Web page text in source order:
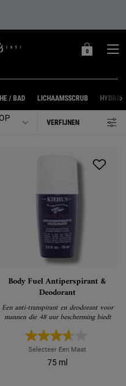
MIJN
0
0 PRODUCT
/ BAD LICHAAMSSCRUB
VERFIJNEN
FILTERMENU
Body Fuel Antiperspirant &
Deodorant
Een anti-transpirant en deodorant voor
mannen die 48 uur bescherming biedt
Selecteer Een Maat
75 ml